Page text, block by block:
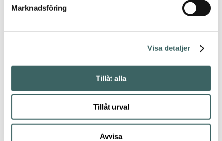
Marknadsföring
Visa detaljer
Tillåt alla
Tillåt urval
Avvisa
B: 45 / H: 75
/ D: 46 cm
Material
syntetisk
vitt.